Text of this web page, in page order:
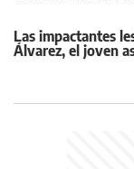
Las impactantes
Álvarez, el joven